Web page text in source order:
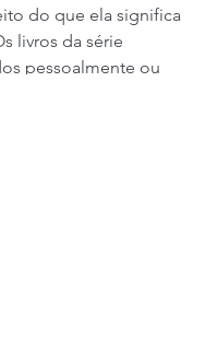
do que ela significa
livros da série
pessoalmente ou